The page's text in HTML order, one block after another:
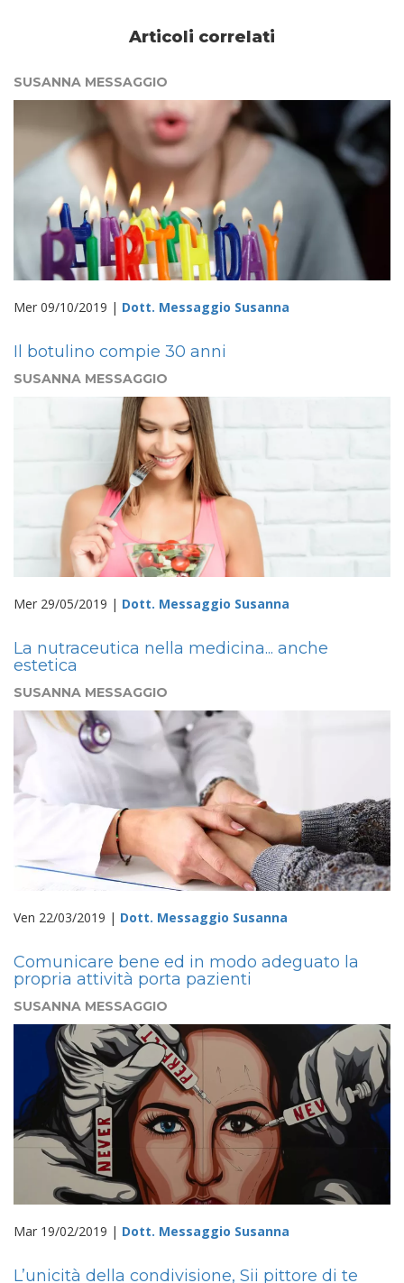
Articoli correlati
SUSANNA MESSAGGIO
Mer 09/10/2019 | Dott. Messaggio Susanna
Il botulino compie 30 anni
SUSANNA MESSAGGIO
Mer 29/05/2019 | Dott. Messaggio Susanna
La nutraceutica nella medicina... anche
estetica
SUSANNA MESSAGGIO
Ven 22/03/2019 | Dott. Messaggio Susanna
Comunicare bene ed in modo adeguato la
propria attività porta pazienti
SUSANNA MESSAGGIO
Mar 19/02/2019 | Dott. Messaggio Susanna
L’unicità della condivisione, Sii pittore di te